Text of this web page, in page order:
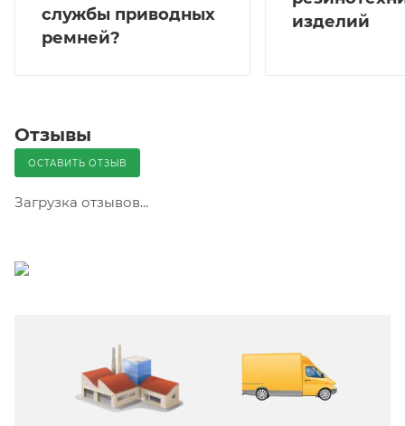
службы приводных
ремней?
изделий
Отзывы
ОСТАВИТЬ ОТЗЫВ
Загрузка отзывов...